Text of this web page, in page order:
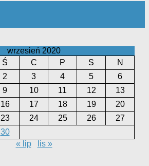
wrzesień 2020
Ś C P S
N
2 3 4 5
6
9 10 11 12
13
16 17 18 19
20
23 24 25 26
27
30
« lip
lis »